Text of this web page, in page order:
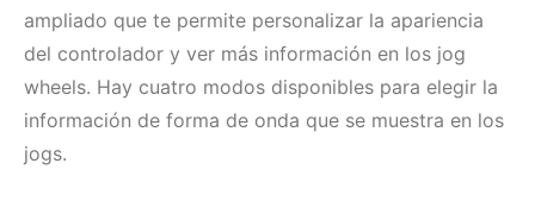
ampliado que te permite personalizar la apariencia
del controlador y ver más información en los jog
wheels. Hay cuatro modos disponibles para elegir la
información de forma de onda que se muestra en los
jogs.